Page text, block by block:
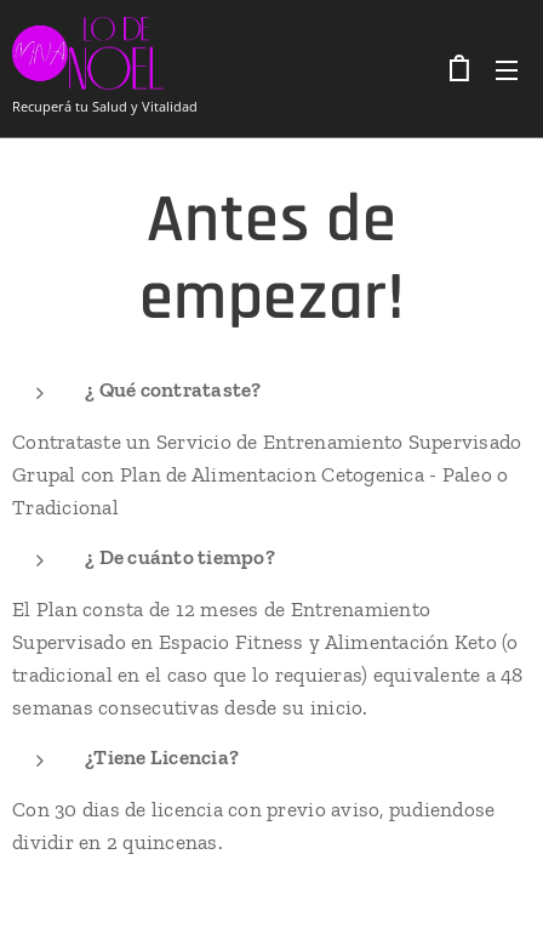
Recuperá tu Salud y Vitalidad
Antes de
empezar!
¿ Qué contrataste?
Contrataste un Servicio de Entrenamiento Supervisado
Grupal con Plan de Alimentacion Cetogenica - Paleo o
Tradicional
¿ De cuánto tiempo?
El Plan consta de 12 meses de Entrenamiento
Supervisado en Espacio Fitness y Alimentación Keto (o
tradicional en el caso que lo requieras) equivalente a 48
semanas consecutivas desde su inicio.
¿Tiene Licencia?
Con 30 dias de licencia con previo aviso, pudiendose
dividir en 2 quincenas.